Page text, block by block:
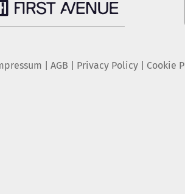
AGB Privacy Policy| Cookie